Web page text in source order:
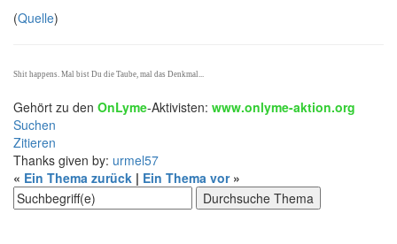
(Quelle)
Shit happens. Mal bist Du die Taube, mal das Denkmal...
Gehört zu den OnLyme-Aktivisten: www.onlyme-aktion.org
Suchen
Zitieren
Thanks given by: urmel57
« Ein Thema zurück | Ein Thema vor»